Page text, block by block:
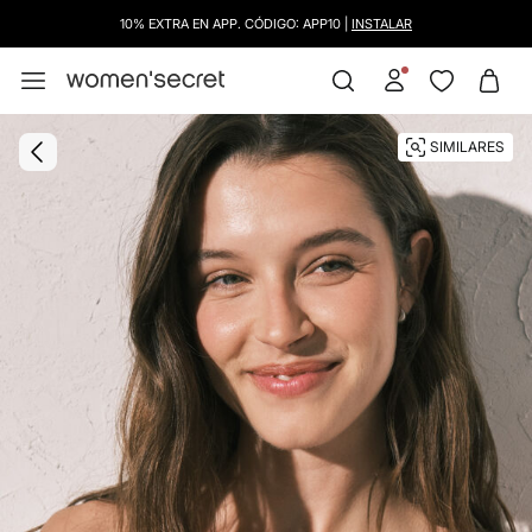
10% EXTRA EN APP. CÓDIGO: APP10 | INSTALAR
SIMILARES